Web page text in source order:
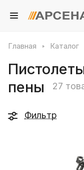
Главная Каталог
пены
27
Фильтр